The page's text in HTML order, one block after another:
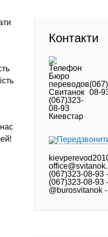
Контакти
08-
(067)323-08-93
(067)323-08-93
@burosvitanok